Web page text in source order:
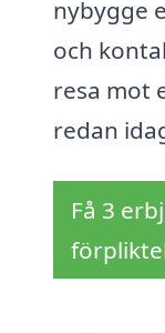
nybygge
och
resa mot
redan
Få 3